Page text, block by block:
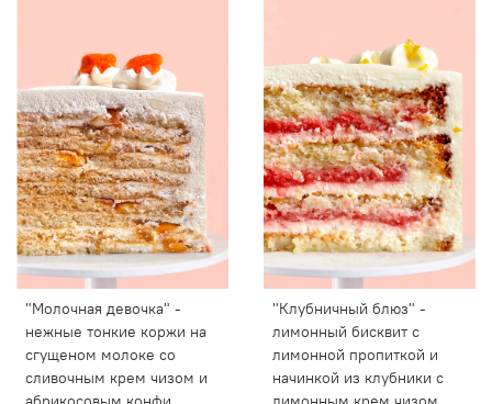
"Молочная девочка" -
нежные тонкие коржи на
сгущеном молоке со
сливочным крем чизом и
"Клубничный блюз" -
лимонный бисквит с
лимонной пропиткой и
начинкой из клубники с